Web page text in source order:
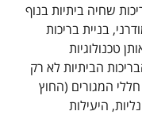
שחיה ביתיות בנוף
בניית בריכות
טכנולוגיות
הביתיות לא רק
המגורים (החוץ
היעילות